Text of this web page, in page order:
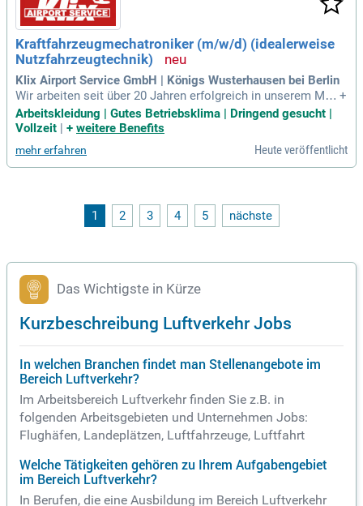
Kraftfahrzeugmechatroniker (m/w/d) (idealerweise
Nutzfahrzeugtechnik)
Klix Airport Service GmbH | Königs Wusterhausen bei Berlin
Wir arbeiten seit über 20 Jahren erfolgreich in unserem Mar
kt und wachsen weiterhin durch den stetig zunehmenden Lu
ftverkehr und unserer Servicequalität.
+
Arbeitskleidung | Gutes Betriebsklima | Dringend gesucht |
Vollzeit | + weitere Benefits
mehr erfahren Heute veröffentlicht
1 2 3 4 5 nächste
Das Wichtigste in Kürze
Kurzbeschreibung Luftverkehr Jobs
In welchen Branchen findet man Stellenangebote im
Bereich Luftverkehr?
Im Arbeitsbereich Luftverkehr finden Sie z.B. in
folgenden Arbeitsgebieten und Unternehmen Jobs:
Flughäfen, Landeplätzen, Luftfahrzeuge, Luftfahrt
Welche Tätigkeiten gehören zu Ihrem Aufgabengebiet
im Bereich Luftverkehr?
In Berufen, die eine Ausbildung im Bereich Luftverkehr